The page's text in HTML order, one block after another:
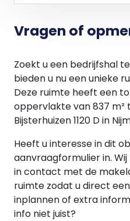
- Administratiekosten
In overleg. Oplevering
Informatie / bezichtiging:
DK Makelaars
Oranjesingel 60
6511 NX Nijmegen
024 203 70 60
Vragen of
Zoekt u een bedrijfshal
bieden u nu een unieke
Deze ruimte heeft een
oppervlakte van 837 m²
Bijsterhuizen 1120 D in
Heeft u interesse in dit
aanvraagformulier in.
in contact met de
ruimte zodat u direct
inplannen of extra
info niet juist?